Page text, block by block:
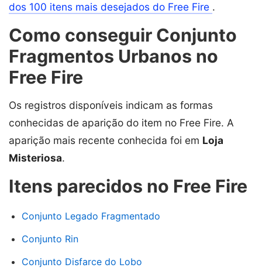
dos 100 itens mais desejados do Free Fire .
Como conseguir Conjunto
Fragmentos Urbanos no
Free Fire
Os registros disponíveis indicam as formas
conhecidas de aparição do item no Free Fire. A
aparição mais recente conhecida foi em Loja
Misteriosa.
Itens parecidos no Free Fire
Conjunto Legado Fragmentado
Conjunto Rin
Conjunto Disfarce do Lobo